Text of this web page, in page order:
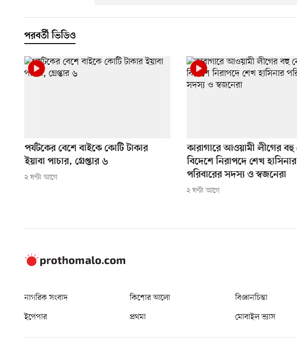
পরবর্তী ভিডিও
পর্যটকের বেশে বাইকে কোটি টাকার
ইয়াবা পাচার, গ্রেপ্তার ৬
২ ঘণ্টা আগে
কারাগারে আওয়ামী লীগের বহু
বিদেশে নিরাপদে শেখ হাসিনার
পরিবারের সদস্য ও স্বজনেরা
২ ঘণ্টা আগে
নাগরিক সংবাদ কিশোর আলো বিজ্ঞানচিন্তা
ইপেপার
প্রথমা মোবাইল ভ্যাস